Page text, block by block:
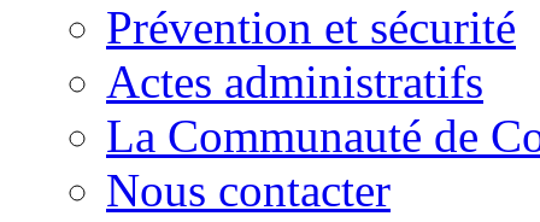
Prévention et sécurité
Actes administratifs
La Communauté de
Nous contacter